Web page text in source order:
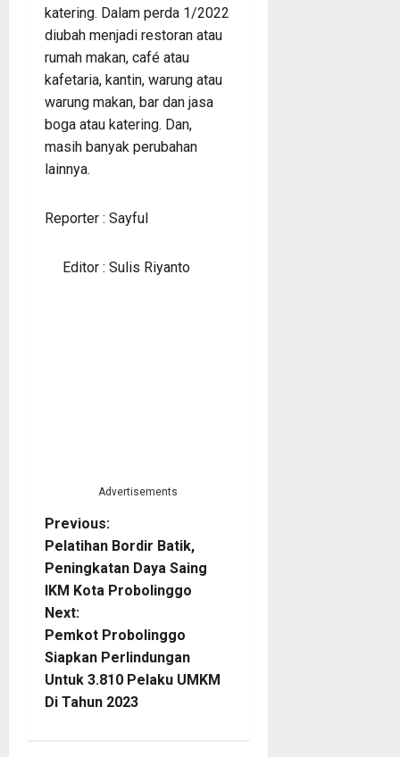
katering. Dalam perda 1/2022
diubah menjadi restoran atau
rumah makan, café atau
kafetaria, kantin, warung atau
warung makan, bar dan jasa
boga atau katering. Dan,
masih banyak perubahan
lainnya.
Reporter : Sayful
Editor : Sulis Riyanto
Advertisements
P
o
s
t
n
a
Previous:
Pelatihan Bordir Batik,
Peningkatan Daya Saing
IKM Kota Probolinggo
Next:
Pemkot Probolinggo
Siapkan Perlindungan
Untuk 3.810 Pelaku UMKM
Di Tahun 2023